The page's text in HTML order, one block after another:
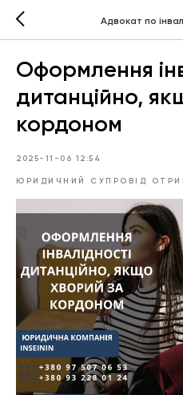
Адвокат по
Оформлення
дитанційно,
кордоном
2025-11-06 12:54
ЮРИДИЧНИЙ СУПРОВІД